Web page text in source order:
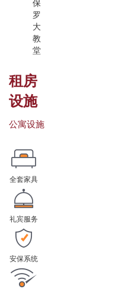
保
罗
大
教
堂
租房
设施
公寓设施
全套家具
礼宾服务
安保系统